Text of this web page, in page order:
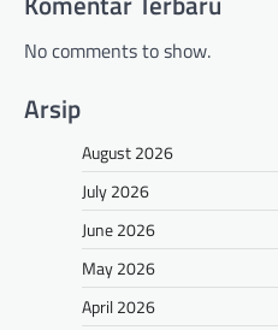
No comments to show.
Arsip
August 2026
July 2026
June 2026
May 2026
April 2026